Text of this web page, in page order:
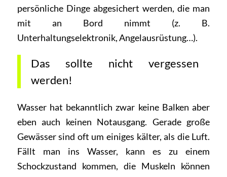
persönliche Dinge abgesichert werden, die man
mit an Bord nimmt (z. B.
Unterhaltungselektronik, Angelausrüstung…).
Das sollte nicht vergessen
werden!
Wasser hat bekanntlich zwar keine Balken aber
eben auch keinen Notausgang. Gerade große
Gewässer sind oft um einiges kälter, als die Luft.
Fällt man ins Wasser, kann es zu einem
Schockzustand kommen, die Muskeln können